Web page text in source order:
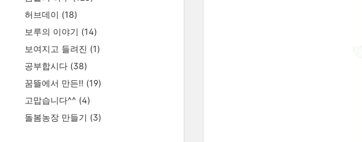
허브데이 (18)
보루의 이야기 (14)
보여지고 들려진 (1)
공부합시다 (38)
꿈뜰에서 만든!! (19)
고맙습니다^^ (4)
돌봄농장 만들기 (3)